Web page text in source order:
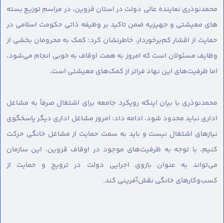
محمدنوذری نماینده عالی دولت در استان قزوین، در مراسم توزیع بسته
های معیشتی و جهیزیه ضمن تاکید بر وظیفه ذاتی حکومت اسلامی در
حمایت از اقشار کم‌برخوردار، خاطرنشان کرد: کمک به محرومان بخشی از
وظایف مسئولان است که امروز به همت اوقاف به خوبی انجام می‌شود،
اما ظرفیت‌های این نهاد فراتر از کمک‌های معیشتی است.
محمدنوذری با بیان اینکه رویکرد جامعه برای اشتغال صرفاً به مشاغل
اداری نباید محدود شود، ادامه داد: امروز مشاغل اداری دیگر پاسخگوی
نیازهای اشتغال نیست و باید به سمت حمایت از مشاغل خانگی حرکت
کنیم. با توجه به ظرفیت‌های موجود در اوقاف قزوین، این سازمان
می‌تواند به عنوان بازوی اجرایی دولت در ترویج و حمایت از
کسب‌وکارهای خانگی نقش‌آفرینی کند.